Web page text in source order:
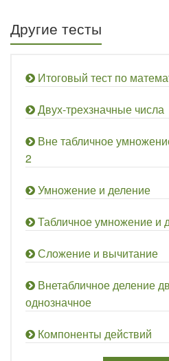
Другие тесты
Итоговый тест по
Двух-трехзначные числа
Вне табличное
2
Умножение и деление
Табличное умножение и
Сложение и вычитание
Внетабличное деление
однозначное
Компоненты действий